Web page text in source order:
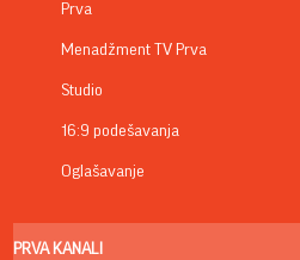
Prva
Menadžment TV Prva
Studio
16:9 podešavanja
Oglašavanje
PRVA KANALI